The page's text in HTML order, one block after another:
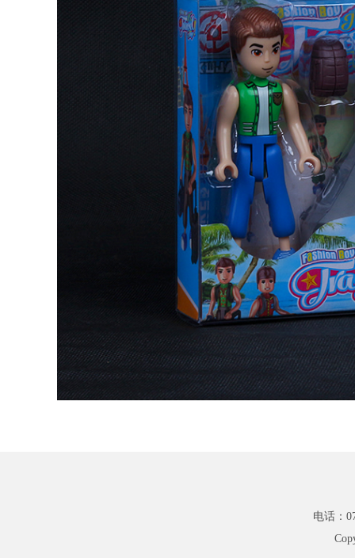
电话：